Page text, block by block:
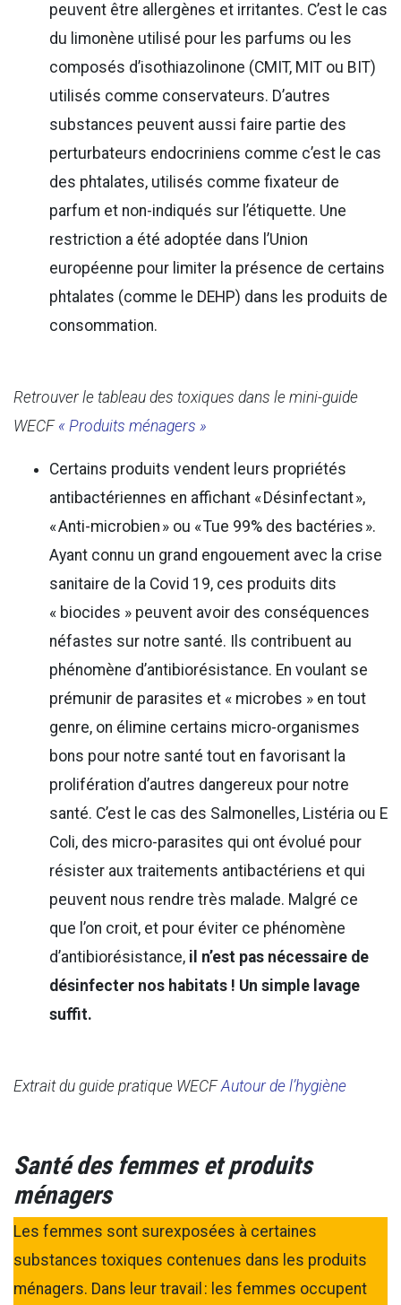
peuvent être allergènes et irritantes. C’est le cas
du limonène utilisé pour les parfums ou les
composés d’isothiazolinone (CMIT, MIT ou BIT)
utilisés comme conservateurs. D’autres
substances peuvent aussi faire partie des
perturbateurs endocriniens comme c’est le cas
des phtalates, utilisés comme fixateur de
parfum et non-indiqués sur l’étiquette. Une
restriction a été adoptée dans l’Union
européenne pour limiter la présence de certains
phtalates (comme le DEHP) dans les produits de
consommation.
Retrouver le tableau des toxiques dans le mini-guide
WECF« Produits ménagers »
Certains produits vendent leurs propriétés
antibactériennes en affichant « Désinfectant »,
« Anti-microbien » ou « Tue 99% des bactéries ».
Ayant connu un grand engouement avec la crise
sanitaire de la Covid 19, ces produits dits
« biocides » peuvent avoir des conséquences
néfastes sur notre santé. Ils contribuent au
phénomène d’antibiorésistance. En voulant se
prémunir de parasites et « microbes » en tout
genre, on élimine certains micro-organismes
bons pour notre santé tout en favorisant la
prolifération d’autres dangereux pour notre
santé. C’est le cas des Salmonelles, Listéria ou E
Coli, des micro-parasites qui ont évolué pour
résister aux traitements antibactériens et qui
peuvent nous rendre très malade. Malgré ce
que l’on croit, et pour éviter ce phénomène
d’antibiorésistance, il n’est pas nécessaire de
désinfecter nos habitats ! Un simple lavage
suffit.
Extrait du guide pratique WECFAutour de l’hygiène
Santé des femmes et produits
ménagers
Les femmes sont surexposées à certaines
substances toxiques contenues dans les produits
ménagers. Dans leur travail : les femmes occupent